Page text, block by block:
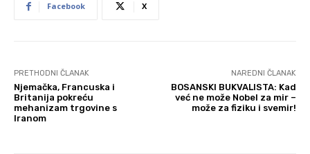
Facebook X
PRETHODNI ČLANAK
Njemačka, Francuska i
Britanija pokreću
mehanizam trgovine s
Iranom
NAREDNI ČLANAK
BOSANSKI BUKVALISTA: Kad
već ne može Nobel za mir –
može za fiziku i svemir!